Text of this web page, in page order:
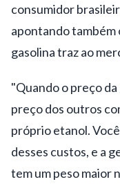
consumidor
apontando também
gasolina traz ao
"Quando o preço
preço dos outros
próprio etanol.
desses custos, e a
tem um peso maior